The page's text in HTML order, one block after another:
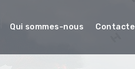
Qui sommes-nous